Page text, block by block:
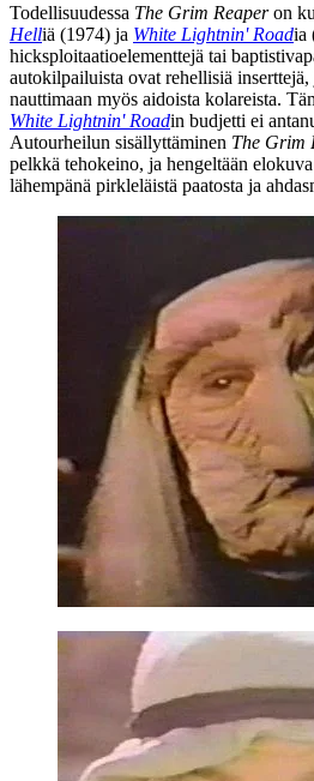
Todellisuudessa The Grim Reaperon
Helliä (1974) ja White Lightnin' Roadia
hicksploitaatioelementtejä tai
autokilpailuista ovat rehellisiä inserttejä,
nauttimaan myös aidoista kolareista.
White Lightnin' Roadin budjetti ei
Autourheilun sisällyttäminen The Grim
pelkkä tehokeino, ja hengeltään
lähempänä pirkleläistä paatosta ja